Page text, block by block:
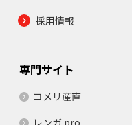
採用情報
専門サイト
コメリ産直
レンガ.pro